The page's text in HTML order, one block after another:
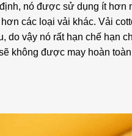
nó được sử dụng ít hơn
các loại vải khác. Vải
vậy nó rất hạn chế hạn
được may hoàn